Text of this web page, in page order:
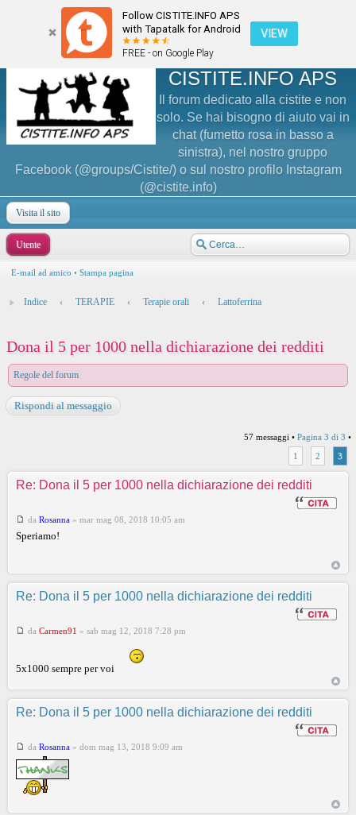
Follow CISTITE.INFO APS
with Tapatalk for Android
FREE - on Google Play
VIEW
CISTITE.INFO APS
Il forum dedicato alla cistite e non
solo. Se hai bisogno di aiuto vai in
chat (fumetto rosa in basso a
sinistra), nel nostro gruppo
Facebook (@groups/Cistite/) o sul nostro profilo Instagram
(@cistite.info)
Visita il sito
Utente
E-mail ad amico • Stampa pagina
Indice ‹ TERAPIE ‹ Terapie orali ‹ Lattoferrina
Dona il 5 per 1000 nella dichiarazione dei redditi
Regole del forum
Rispondi al messaggio
57 messaggi • Pagina 3 di 3 •
1
2 3
Re: Dona il 5 per 1000 nella dichiarazione dei redditi
da Rosanna » mar mag 08, 2018 10:05 am
Speriamo!
Re: Dona il 5 per 1000 nella dichiarazione dei redditi
da Carmen91 » sab mag 12, 2018 7:28 pm
5x1000 sempre per voi
Re: Dona il 5 per 1000 nella dichiarazione dei redditi
da Rosanna » dom mag 13, 2018 9:09 am